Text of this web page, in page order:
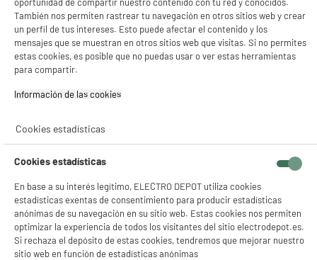
★★★★★
★★★★★
3.7/5(33)
compare_product
Capacidad de enfriamiento (Btu) : 0
14 €95
BY ELECTRODEPOT
Puerta Corredera Modelo 15864
Superficie ideal :
Capacidad de enfriamiento (Btu) : 0
14€95
También nos permiten rastrear tu navegación en otros sitios web y crear
un perfil de tus intereses. Esto puede afectar el contenido y los
mensajes que se muestran en otros sitios web que visitas. Si no permites
estas cookies, es posible que no puedas usar o ver estas herramientas
para compartir.
Información de las cookies‎
Cookies estadísticas
Cookies estadísticas
En base a su interés legítimo, ELECTRO DEPOT utiliza cookies
estadísticas exentas de consentimiento para producir estadísticas
anónimas de su navegación en su sitio web. Estas cookies nos permiten
optimizar la experiencia de todos los visitantes del sitio electrodepot.es.
Si rechaza el depósito de estas cookies, tendremos que mejorar nuestro
sitio web en función de estadísticas anónimas